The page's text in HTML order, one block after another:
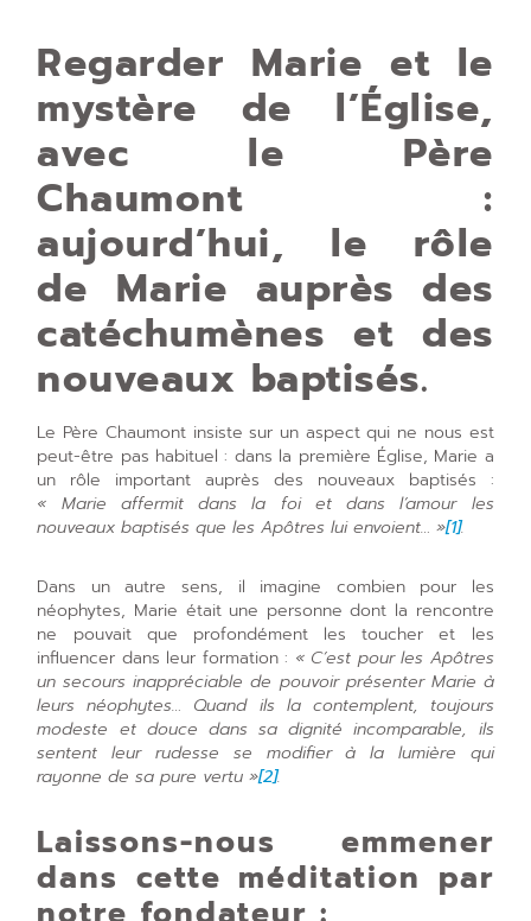
Regarder Marie et le
mystère de l’Église,
avec le Père
Chaumont :
aujourd’hui, le rôle
de Marie auprès des
catéchumènes et des
nouveaux baptisés.
Le Père Chaumont insiste sur un aspect qui ne nous est
peut-être pas habituel : dans la première Église, Marie a
un rôle important auprès des nouveaux baptisés :
« Marie affermit dans la foi et dans l’amour les
nouveaux baptisés que les Apôtres lui envoient… »[1].
Dans un autre sens, il imagine combien pour les
néophytes, Marie était une personne dont la rencontre
ne pouvait que profondément les toucher et les
influencer dans leur formation : « C’est pour les Apôtres
un secours inappréciable de pouvoir présenter Marie à
leurs néophytes… Quand ils la contemplent, toujours
modeste et douce dans sa dignité incomparable, ils
sentent leur rudesse se modifier à la lumière qui
rayonne de sa pure vertu »[2].
Laissons-nous emmener
dans cette méditation par